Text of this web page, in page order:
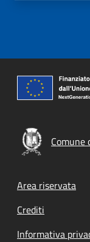
Comune
Footer
Area riservata
Crediti
Informativa